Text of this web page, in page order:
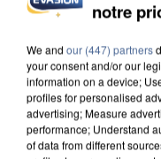
L’UN DESnotre
We and our (447) partners
your consent and/or our
information on a device;
profiles for personalised
advertising; Measure
performance; Understand
of data from different